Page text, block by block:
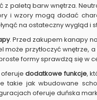
z paletą barw wnętrza.
i wzory mogą dodać
na ostateczny wygląd i
. Przed zakupem kanapy
przytłoczyć wnętrze,
formy sprawdzą się w
dodatkowe funkcje,
takie jak wbudowane
oferuje duńska